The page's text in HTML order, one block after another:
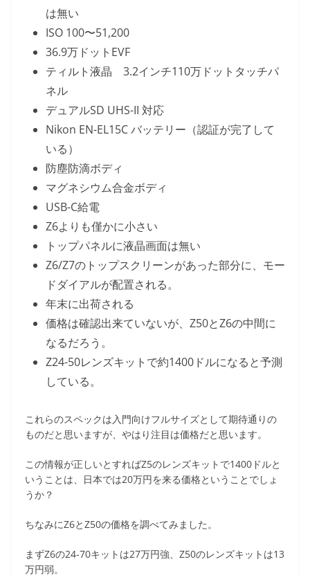
は無い
ISO 100〜51,200
36.9万ドットEVF
ティルト液晶 3.2インチ110万ドットタッチパ
ネル
デュアルSD UHS-II 対応
Nikon EN-EL15C バッテリー（認証が完了して
いる）
防塵防滴ボディ
マグネシウム合金ボディ
USB-C給電
Z6よりも僅かに小さい
トップパネルに液晶画面は無い
Z6/Z7のトップスクリーンがあった部分に、モー
ドダイアルが配置される。
年末に出荷される
価格は確認出来ていないが、Z50とZ6の中間に
なるだろう。
Z24-50レンズキットで約1400ドルになると予測
している。
これらのスペックは入門向けフルサイズとして期待通りの
ものだと思いますが、やはり注目は価格だと思います。
この情報が正しいとすればZ5のレンズキットで1400ドルと
いうことは、日本では20万円を来る価格ということでしょ
うか？
ちなみにZ6とZ50の価格を調べてみました。
まずZ6の24-70キットは27万円強、Z50のレンズキットは13
万円弱。